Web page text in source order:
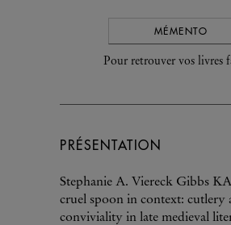
MÉMENTO
Pour retrouver vos livres
PRÉSENTATION
Stephanie A. Viereck Gibbs
cruel spoon in context: cutlery
conviviality in late medieval